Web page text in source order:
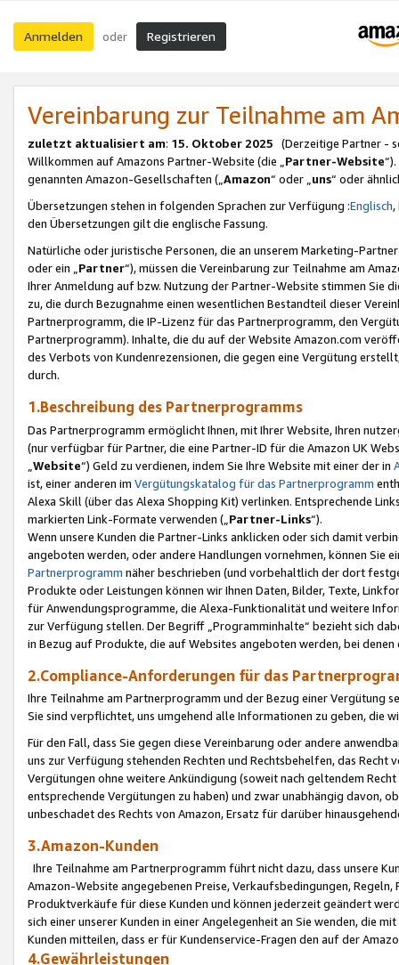
Anmelden oder Registrieren
Vereinbarung zur Teilnahme am
zuletzt aktualisiert am: 15. Oktober 2025 (Derzeitige Partner -
Willkommen auf Amazons Partner-Website (die „Partner-Website
genannten Amazon-Gesellschaften („Amazon“ oder „uns“ oder
Übersetzungen stehen in folgenden Sprachen zur Verfügung :Englisch,
den Übersetzungen gilt die englische Fassung.
Natürliche oder juristische Personen, die an unserem Marketing-
oder ein „Partner“), müssen die Vereinbarung zur Teilnahme am
Ihrer Anmeldung auf bzw. Nutzung der Partner-Website stimmen Sie
zu, die durch Bezugnahme einen wesentlichen Bestandteil dieser
Partnerprogramm, die IP-Lizenz für das Partnerprogramm, den
Partnerprogramm). Inhalte, die du auf der Website Amazon.com
des Verbots von Kundenrezensionen, die gegen eine Vergütung
durch.
1.Beschreibung des Partnerprogramms
Das Partnerprogramm ermöglicht Ihnen, mit Ihrer Website, Ihren
(nur verfügbar für Partner, die eine Partner-ID für die Amazon UK
Website“) Geld zu verdienen, indem Sie Ihre Website mit einer der in
ist, einer anderen im Vergütungskatalog für das Partnerprogramm
Alexa Skill (über das Alexa Shopping Kit) verlinken. Entsprechende
markierten Link-Formate verwenden („ Partner-Links“).
Wenn unsere Kunden die Partner-Links anklicken oder sich damit
angeboten werden, oder andere Handlungen vornehmen, können Sie
Partnerprogramm näher beschrieben (und vorbehaltlich der dort
Produkte oder Leistungen können wir Ihnen Daten, Bilder, Texte,
für Anwendungsprogramme, die Alexa-Funktionalität und weitere
zur Verfügung stellen. Der Begriff „Programminhalte“ bezieht sich
in Bezug auf Produkte, die auf Websites angeboten werden, bei
2.Compliance-Anforderungen für das
Ihre Teilnahme am Partnerprogramm und der Bezug einer Vergütung
Sie sind verpflichtet, uns umgehend alle Informationen zu geben, die
Für den Fall, dass Sie gegen diese Vereinbarung oder andere
uns zur Verfügung stehenden Rechten und Rechtsbehelfen, das
Vergütungen ohne weitere Ankündigung (soweit nach geltendem
entsprechende Vergütungen zu haben) und zwar unabhängig davon,
unbeschadet des Rechts von Amazon, Ersatz für darüber
3.Amazon-Kunden
Ihre Teilnahme am Partnerprogramm führt nicht dazu, dass unsere
Amazon-Website angegebenen Preise, Verkaufsbedingungen,
Produktverkäufe für diese Kunden und können jederzeit geändert
sich einer unserer Kunden in einer Angelegenheit an Sie wenden, die
Kunden mitteilen, dass er für Kundenservice-Fragen den auf der
4.Gewährleistungen